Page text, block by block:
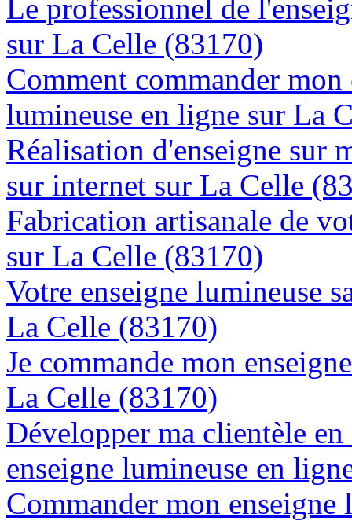
Le professionnel de
sur La Celle (83170)
Comment commander
lumineuse en ligne sur La
Réalisation d'enseigne sur
sur internet sur La Celle
Fabrication artisanale de
sur La Celle (83170)
Votre enseigne lumineuse
La Celle (83170)
Je commande mon
La Celle (83170)
Développer ma clientèle
enseigne lumineuse en
Commander mon